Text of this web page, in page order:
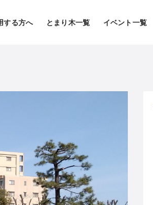
する方へ とまり木一覧 イベント一覧